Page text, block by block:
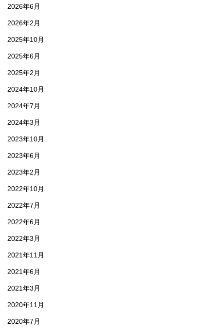
2026年6月
2026年2月
2025年10月
2025年6月
2025年2月
2024年10月
2024年7月
2024年3月
2023年10月
2023年6月
2023年2月
2022年10月
2022年7月
2022年6月
2022年3月
2021年11月
2021年6月
2021年3月
2020年11月
2020年7月